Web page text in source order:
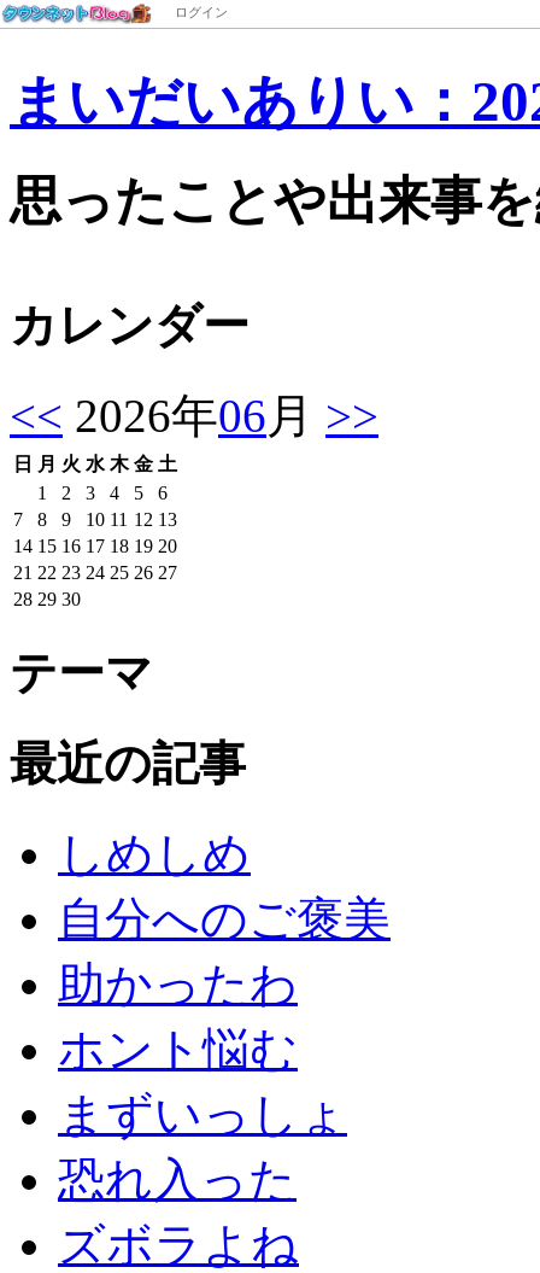
ログイン
まいだいありい：
思ったことや出来事
カレンダー
<< 2026年06月 >>
日 月 火 水 木 金 土
1
2 3 4 5
6
7
8 9 10 11 12 13
14 15 16 17 18 19 20
21 22 23 24 25 26 27
28 29 30
テーマ
最近の記事
しめしめ
自分へのご褒美
助かったわ
ホント悩む
まずいっしょ
恐れ入った
ズボラよね